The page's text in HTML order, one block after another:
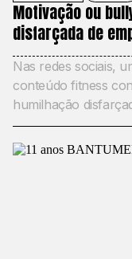
Motivação ou
disfarçada de
Nas redes sociais,
conteúdo fitness
humilhação